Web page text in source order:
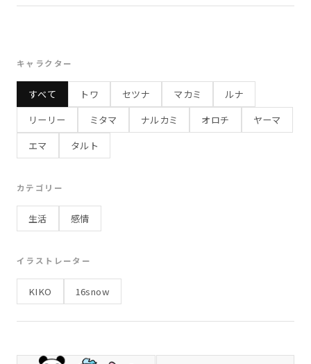
食べもの
旅行 勉強 お出かけ
夏休み
冬
3月 プレゼント 健康 4月
屋台
縁日
食事
子ども
遠足
日常
海
9月
うれしい
運動
日常生活
お大事に
キャラクター
すべて トワ セツナ マカミ
ルナ
リーリー
ミタマ ナルカミ オロチ
ヤーマ
エマ
タルト
カテゴリー
生活 感情
イラストレーター
KIKO 16snow